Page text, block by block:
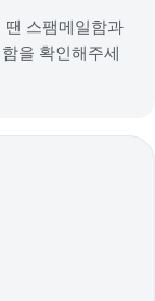
스팸메일함과
을 확인해주세